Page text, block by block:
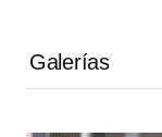
Galerías